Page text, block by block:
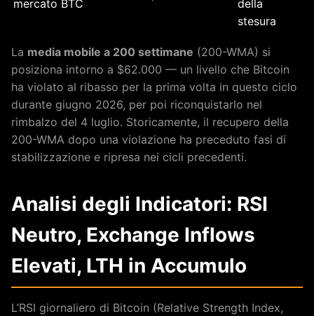
mercato BTC
della
stesura
La media mobile a 200 settimane (200-WMA) si
posiziona intorno a $62.000 — un livello che Bitcoin
ha violato al ribasso per la prima volta in questo ciclo
durante giugno 2026, per poi riconquistarlo nel
rimbalzo del 4 luglio. Storicamente, il recupero della
200-WMA dopo una violazione ha preceduto fasi di
stabilizzazione e ripresa nei cicli precedenti.
Analisi degli Indicatori: RSI
Neutro, Exchange Inflows
Elevati, LTH in Accumulo
L’RSI giornaliero di Bitcoin (Relative Strength Index,